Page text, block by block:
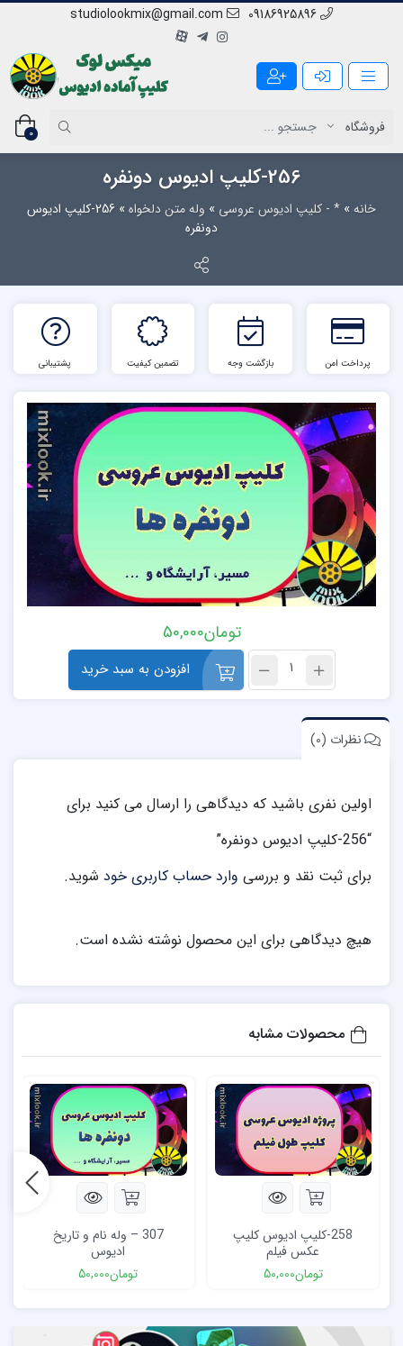
09186925896
studiolookmix@gmail.com
0
256-کلیپ ادیوس دونفره
خانه» * - کلیپ ادیوس عروسی » وله متن دلخواه»
256-کلیپ ادیوس
دونفره
پرداخت امن بازگشت وجه تضمین کیفیت پشتیبانی
تومان50,000
افزودن به سبد خرید
نظرات (0)
اولین نفری باشید که دیدگاهی را ارسال می کنید برای
“256-کلیپ ادیوس دونفره”
برای ثبت نقد و بررسی وارد حساب کاربری خود شوید.
هیچ دیدگاهی برای این محصول نوشته نشده است.
محصولات مشابه
258-کلیپ ادیوس کلیپ
عکس فیلم
تومان50,000
307 – وله نام و تاریخ
ادیوس
تومان50,000